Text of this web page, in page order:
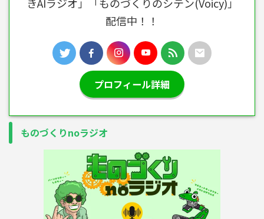
配信中！！
プロフィール詳細
ものづくりnoラジオ